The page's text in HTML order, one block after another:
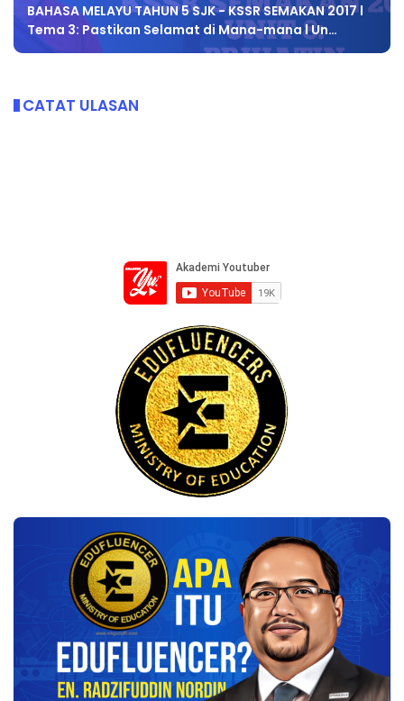
BAHASA MELAYU TAHUN 5 SJK - KSSR SEMAKAN 2017 l
Tema 3: Pastikan Selamat di Mana-mana l Un…
CATAT ULASAN